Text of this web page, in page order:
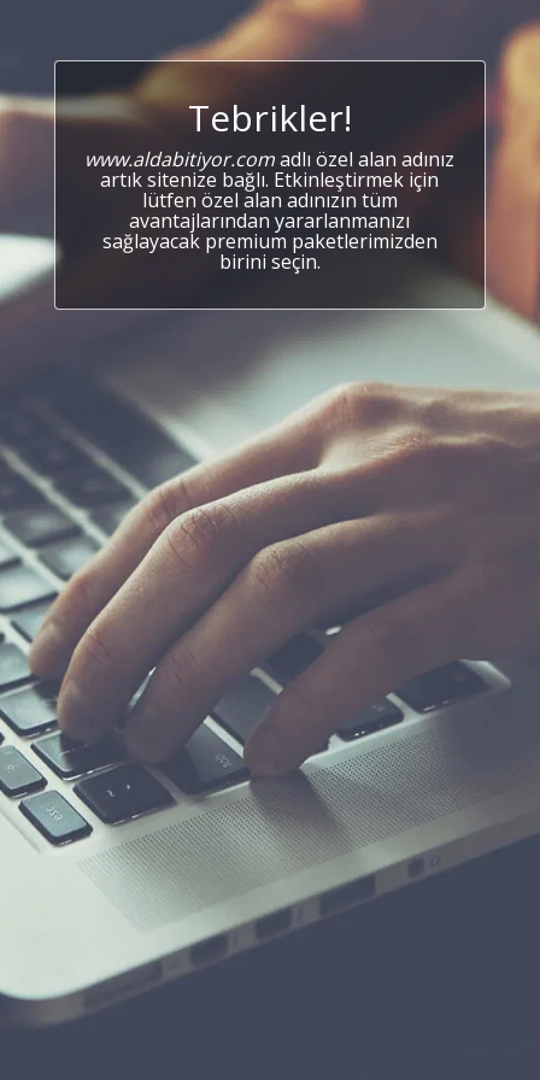
Tebrikler!
www.aldabitiyor.comadlı özel alan adınız
artık sitenize bağlı. Etkinleştirmek için
lütfen özel alan adınızın tüm
avantajlarından yararlanmanızı
sağlayacak premium paketlerimizden
birini seçin.